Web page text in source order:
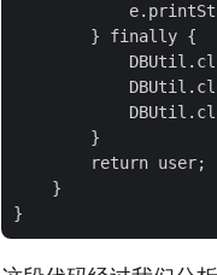
        } finally {
        }
        return user;
    }